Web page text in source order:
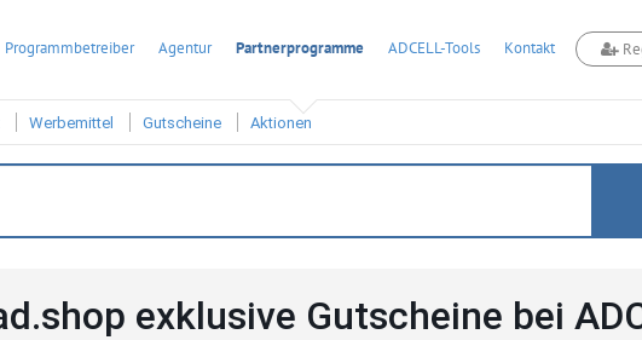
Programmbetreiber Agentur Partnerprogramme ADCELL-Tools Kontakt
Werbemittel Gutscheine Aktionen
exklusive Gutscheine bei